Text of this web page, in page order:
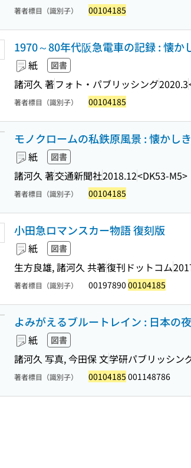
著者標目（識別子） 00104185
1970～80年代阪急電車の記録 : 懐
紙 図書
諸河久 著フォト・パブリッシング2020.3
著者標目（識別子） 00104185
モノクロームの私鉄原風景 : 懐かし
紙 図書
諸河久 著交通新聞社2018.12<DK53-M5>
著者標目（識別子） 00104185
小田急ロマンスカー物語 復刻版
紙 図書
生方良雄, 諸河久 共著復刊ドットコム
著者標目（識別子） 00197890 00104185
よみがえるブルートレイン : 日本の
紙 図書
諸河久 写真, 今田保 文学研パブリッシン
著者標目（識別子） 00104185 001148786